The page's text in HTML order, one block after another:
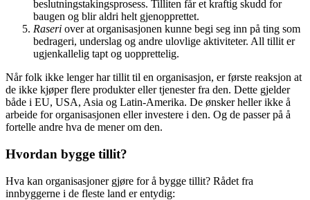
beslutningstakingsprosess. Tilliten får et kraftig skudd for
baugen og blir aldri helt gjenopprettet.
Raseri over at organisasjonen kunne begi seg inn på ting som
bedrageri, underslag og andre ulovlige aktiviteter. All tillit er
ugjenkallelig tapt og uopprettelig.
Når folk ikke lenger har tillit til en organisasjon, er første reaksjon at
de ikke kjøper flere produkter eller tjenester fra den. Dette gjelder
både i EU, USA, Asia og Latin-Amerika. De ønsker heller ikke å
arbeide for organisasjonen eller investere i den. Og de passer på å
fortelle andre hva de mener om den.
Hvordan bygge tillit?
Hva kan organisasjoner gjøre for å bygge tillit? Rådet fra
innbyggerne i de fleste land er entydig: